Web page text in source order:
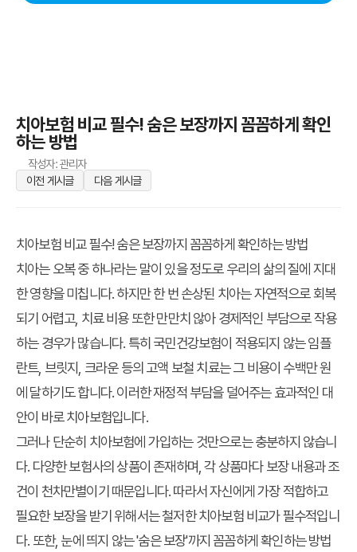
치아보험 비교 필수! 숨은 보장까지 꼼꼼하게 확인
하는 방법
작성자: 관리자
이전 게시글
다음 게시글
치아보험 비교 필수! 숨은 보장까지 꼼꼼하게 확인하는 방법
치아는 오복 중 하나라는 말이 있을 정도로 우리의 삶의 질에 지대
한 영향을 미칩니다. 하지만 한 번 손상된 치아는 자연적으로 회복
되기 어렵고, 치료 비용 또한 만만치 않아 경제적인 부담으로 작용
하는 경우가 많습니다. 특히 국민건강보험이 적용되지 않는 임플
란트, 브릿지, 크라운 등의 고액 보철 치료는 그 비용이 수백만 원
에 달하기도 합니다. 이러한 재정적 부담을 덜어주는 효과적인 대
안이 바로 치아보험입니다.
그러나 단순히 치아보험에 가입하는 것만으로는 충분하지 않습니
다. 다양한 보험사의 상품이 존재하며, 각 상품마다 보장 내용과 조
건이 천차만별이기 때문입니다. 따라서 자신에게 가장 적합하고
필요한 보장을 받기 위해서는 철저한 치아보험 비교가 필수적입니
다. 또한, 눈에 띄지 않는 '숨은 보장'까지 꼼꼼하게 확인하는 방법